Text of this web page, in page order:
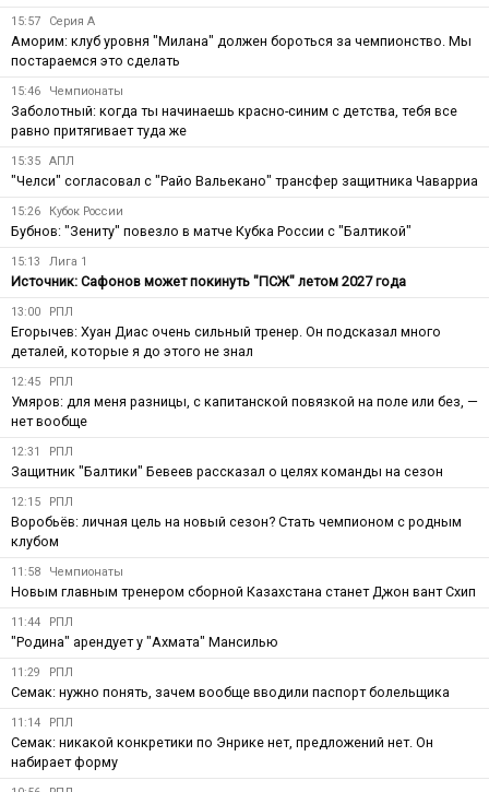
15:57 Серия А
Аморим: клуб уровня "Милана" должен бороться за чемпионство. Мы
постараемся это сделать
15:46 Чемпионаты
Заболотный: когда ты начинаешь красно-синим с детства, тебя все
равно притягивает туда же
15:35 АПЛ
"Челси" согласовал с "Райо Вальекано" трансфер защитника Чаварриа
15:26 Кубок России
Бубнов: "Зениту" повезло в матче Кубка России с "Балтикой"
15:13 Лига 1
Источник: Сафонов может покинуть "ПСЖ" летом 2027 года
13:00 РПЛ
Егорычев: Хуан Диас очень сильный тренер. Он подсказал много
деталей, которые я до этого не знал
12:45 РПЛ
Умяров: для меня разницы, с капитанской повязкой на поле или без, —
нет вообще
12:31 РПЛ
Защитник "Балтики" Бевеев рассказал о целях команды на сезон
12:15 РПЛ
Воробьёв: личная цель на новый сезон? Стать чемпионом с родным
клубом
11:58 Чемпионаты
Новым главным тренером сборной Казахстана станет Джон вант Схип
11:44 РПЛ
"Родина" арендует у "Ахмата" Мансилью
11:29 РПЛ
Семак: нужно понять, зачем вообще вводили паспорт болельщика
11:14 РПЛ
Семак: никакой конкретики по Энрике нет, предложений нет. Он
набирает форму